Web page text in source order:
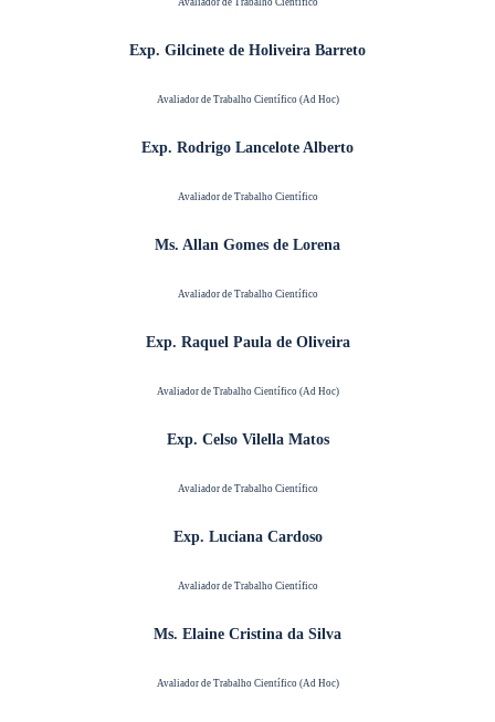
Avaliador de Trabalho Científico
Exp. Gilcinete de Holiveira Barreto
Avaliador de Trabalho Científico (Ad Hoc)
Exp. Rodrigo Lancelote Alberto
Avaliador de Trabalho Científico
Ms. Allan Gomes de Lorena
Avaliador de Trabalho Científico
Exp. Raquel Paula de Oliveira
Avaliador de Trabalho Científico (Ad Hoc)
Exp. Celso Vilella Matos
Avaliador de Trabalho Científico
Exp. Luciana Cardoso
Avaliador de Trabalho Científico
Ms. Elaine Cristina da Silva
Avaliador de Trabalho Científico (Ad Hoc)